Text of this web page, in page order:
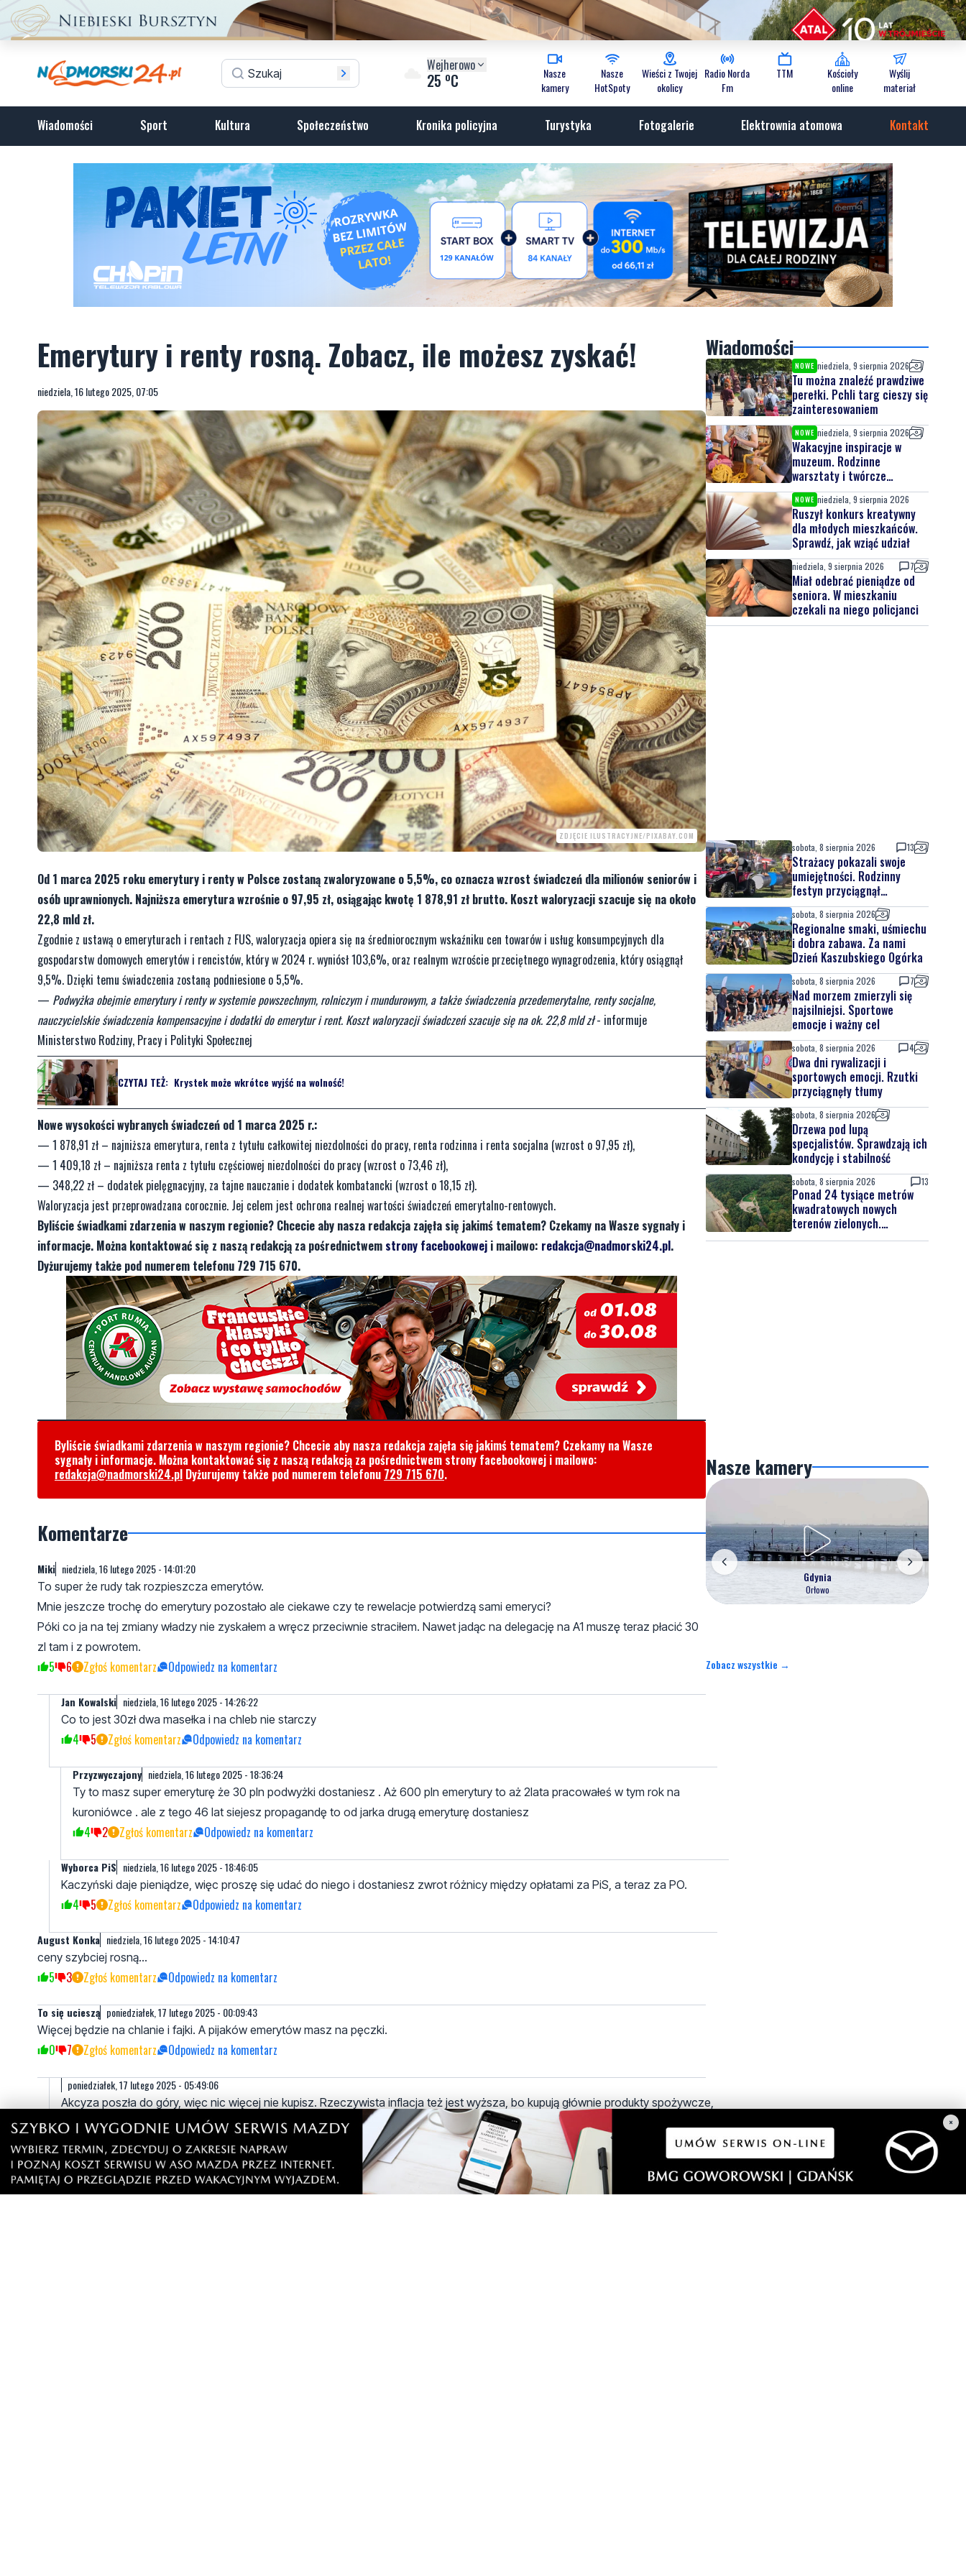
Wejherowo
25 oC
Nasze
kamery
Nasze
HotSpoty
Wieści z Twojej
okolicy
Radio Norda
Fm
TTM
Kościoły
online
Wyślij
materiał
Wiadomości Sport Kultura Społeczeństwo Kronika policyjna Turystyka Fotogalerie Elektrownia atomowa Kontakt
Emerytury i renty rosną. Zobacz, ile możesz zyskać!
niedziela, 16 lutego 2025, 07:05
ZDJĘCIE ILUSTRACYJNE/PIXABAY.COM
Od 1 marca 2025 roku emerytury i renty w Polsce zostaną zwaloryzowane o 5,5%, co oznacza wzrost świadczeń dla milionów seniorów i
osób uprawnionych. Najniższa emerytura wzrośnie o 97,95 zł, osiągając kwotę 1 878,91 zł brutto. Koszt waloryzacji szacuje się na około
22,8 mld zł.
Zgodnie z ustawą o emeryturach i rentach z FUS, waloryzacja opiera się na średniorocznym wskaźniku cen towarów i usług konsumpcyjnych dla
gospodarstw domowych emerytów i rencistów, który w 2024 r. wyniósł 103,6%, oraz realnym wzroście przeciętnego wynagrodzenia, który osiągnął
9,5%. Dzięki temu świadczenia zostaną podniesione o 5,5%.
— Podwyżka obejmie emerytury i renty w systemie powszechnym, rolniczym i mundurowym, a także świadczenia przedemerytalne, renty socjalne,
nauczycielskie świadczenia kompensacyjne i dodatki do emerytur i rent. Koszt waloryzacji świadczeń szacuje się na ok. 22,8 mld zł- informuje
Ministerstwo Rodziny, Pracy i Polityki Społecznej
CZYTAJ TEŻ: Krystek może wkrótce wyjść na wolność!
Nowe wysokości wybranych świadczeń od 1 marca 2025 r.:
— 1 878,91 zł – najniższa emerytura, renta z tytułu całkowitej niezdolności do pracy, renta rodzinna i renta socjalna (wzrost o 97,95 zł),
— 1 409,18 zł – najniższa renta z tytułu częściowej niezdolności do pracy (wzrost o 73,46 zł),
— 348,22 zł – dodatek pielęgnacyjny, za tajne nauczanie i dodatek kombatancki (wzrost o 18,15 zł).
Waloryzacja jest przeprowadzana corocznie. Jej celem jest ochrona realnej wartości świadczeń emerytalno-rentowych.
Byliście świadkami zdarzenia w naszym regionie? Chcecie aby nasza redakcja zajęła się jakimś tematem? Czekamy na Wasze sygnały i
informacje. Można kontaktować się z naszą redakcją za pośrednictwem strony facebookowej i mailowo: redakcja@nadmorski24.pl.
Dyżurujemy także pod numerem telefonu 729 715 670.
Byliście świadkami zdarzenia w naszym regionie? Chcecie aby nasza redakcja zajęła się jakimś tematem? Czekamy na Wasze
sygnały i informacje. Można kontaktować się z naszą redakcją za pośrednictwem strony facebookowej i mailowo:
redakcja@nadmorski24.pl Dyżurujemy także pod numerem telefonu 729 715 670.
Komentarze
Miki niedziela, 16 lutego 2025 - 14:01:20
To super że rudy tak rozpieszcza emerytów.
Mnie jeszcze trochę do emerytury pozostało ale ciekawe czy te rewelacje potwierdzą sami emeryci?
Póki co ja na tej zmiany władzy nie zyskałem a wręcz przeciwnie straciłem. Nawet jadąc na delegację na A1 muszę teraz płacić 30
zl tam i z powrotem.
5 6 Zgłoś komentarz Odpowiedz na komentarz
Jan Kowalski niedziela, 16 lutego 2025 - 14:26:22
Co to jest 30zł dwa masełka i na chleb nie starczy
4 5 Zgłoś komentarz Odpowiedz na komentarz
Przyzwyczajony niedziela, 16 lutego 2025 - 18:36:24
Ty to masz super emeryturę że 30 pln podwyżki dostaniesz . Aż 600 pln emerytury to aż 2lata pracowałeś w tym rok na
kuroniówce . ale z tego 46 lat siejesz propagandę to od jarka drugą emeryturę dostaniesz
4 2 Zgłoś komentarz Odpowiedz na komentarz
Wyborca PiS niedziela, 16 lutego 2025 - 18:46:05
Kaczyński daje pieniądze, więc proszę się udać do niego i dostaniesz zwrot różnicy między opłatami za PiS, a teraz za PO.
4 5 Zgłoś komentarz Odpowiedz na komentarz
August Konka niedziela, 16 lutego 2025 - 14:10:47
ceny szybciej rosną...
5 3 Zgłoś komentarz Odpowiedz na komentarz
To się ucieszą poniedziałek, 17 lutego 2025 - 00:09:43
Więcej będzie na chlanie i fajki. A pijaków emerytów masz na pęczki.
0 7 Zgłoś komentarz Odpowiedz na komentarz
poniedziałek, 17 lutego 2025 - 05:49:06
Akcyza poszła do góry, więc nic więcej nie kupisz. Rzeczywista inflacja też jest wyższa, bo kupują głównie produkty spożywcze,
a inflacja jest liczona od wszystkiego.
3 0 Zgłoś komentarz Odpowiedz na komentarz
Spoko poniedziałek, 17 lutego 2025 - 06:53:10
Jak żura nie będzie stać, bo zabrakło kilku złotych, to ukradnie.
Wiadomości
NOWE niedziela, 9 sierpnia 2026
Tu można znaleźć prawdziwe
perełki. Pchli targ cieszy się
zainteresowaniem
NOWE niedziela, 9 sierpnia 2026
Wakacyjne inspiracje w
muzeum. Rodzinne
warsztaty i twórcze
spotkania
NOWE niedziela, 9 sierpnia 2026
Ruszył konkurs kreatywny
dla młodych mieszkańców.
Sprawdź, jak wziąć udział
niedziela, 9 sierpnia 2026 7
Miał odebrać pieniądze od
seniora. W mieszkaniu
czekali na niego policjanci
sobota, 8 sierpnia 2026 13
Strażacy pokazali swoje
umiejętności. Rodzinny
festyn przyciągnął
mieszkańców oraz gości
sobota, 8 sierpnia 2026
Regionalne smaki, uśmiechu
i dobra zabawa. Za nami
Dzień Kaszubskiego Ogórka
sobota, 8 sierpnia 2026 7
Nad morzem zmierzyli się
najsilniejsi. Sportowe
emocje i ważny cel
sobota, 8 sierpnia 2026 4
Dwa dni rywalizacji i
sportowych emocji. Rzutki
przyciągnęły tłumy
sobota, 8 sierpnia 2026
Drzewa pod lupą
specjalistów. Sprawdzają ich
kondycję i stabilność
sobota, 8 sierpnia 2026 13
Ponad 24 tysiące metrów
kwadratowych nowych
terenów zielonych.
Powstanie nowa przestrzeń
Nasze kamery
Gdynia
Orłowo
Zobacz wszystkie →
×